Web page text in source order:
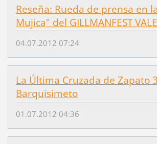
Reseña: Rueda de prensa en
Mujica" del GILLMANFEST
04.07.2012 07:24
La Última Cruzada de Zapato
Barquisimeto
01.07.2012 04:36